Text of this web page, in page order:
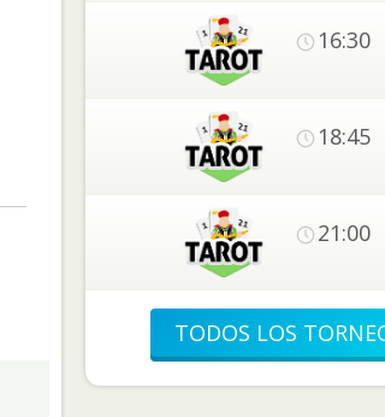
16:30
18:45
21:00
TODOS LOS